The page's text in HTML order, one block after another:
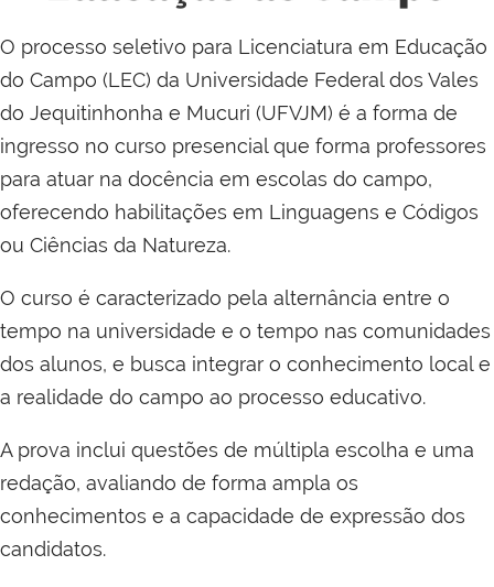
O processo seletivo para Licenciatura em Educação
do Campo (LEC) da Universidade Federal dos Vales
do Jequitinhonha e Mucuri (UFVJM) é a forma de
ingresso no curso presencial que forma professores
para atuar na docência em escolas do campo,
oferecendo habilitações em Linguagens e Códigos
ou Ciências da Natureza.
O curso é caracterizado pela alternância entre o
tempo na universidade e o tempo nas comunidades
dos alunos, e busca integrar o conhecimento local e
a realidade do campo ao processo educativo.
A prova inclui questões de múltipla escolha e uma
redação, avaliando de forma ampla os
conhecimentos e a capacidade de expressão dos
candidatos.